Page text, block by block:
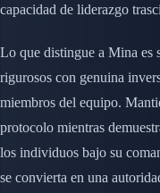
capacidad de liderazgo
Lo que distingue a Mina es
rigurosos con genuina
miembros del equipo.
protocolo mientras
los individuos bajo su
se convierta en una